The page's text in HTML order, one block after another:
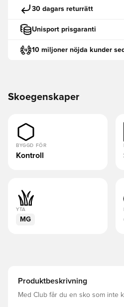
30 dagars returrätt
Unisport prisgaranti
10 miljoner nöjda kunder
Skoegenskaper
BYGGD FÖR
Kontroll
YTA
MG
Produktbeskrivning
Med Club får du en sko som inte